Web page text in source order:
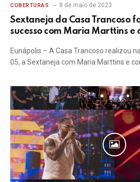
COBERTURAS 8 de maio de 2023
Sextaneja da Casa Trancoso
sucesso com Maria Marttins e
Eunápolis – A Casa Trancoso realizou
05, a Sextaneja com Maria Marttins e